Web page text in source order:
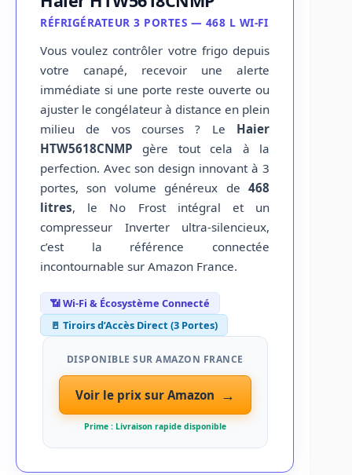
RÉFRIGÉRATEUR 3 PORTES — 468 L WI-FI
Vous voulez contrôler votre frigo depuis
votre canapé, recevoir une alerte
immédiate si une porte reste ouverte ou
ajuster le congélateur à distance en plein
milieu de vos courses ? Le Haier
HTW5618CNMP gère tout cela à la
perfection. Avec son design innovant à 3
portes, son volume généreux de468
litres, le No Frost intégral et un
compresseur Inverter ultra-silencieux,
c’est la référence connectée
incontournable sur Amazon France.
📶 Wi-Fi & Écosystème Connecté
🚪 Tiroirs d’Accès Direct (3 Portes)
DISPONIBLE SUR AMAZON FRANCE
Voir le prix sur Amazon →
Prime : Livraison rapide disponible